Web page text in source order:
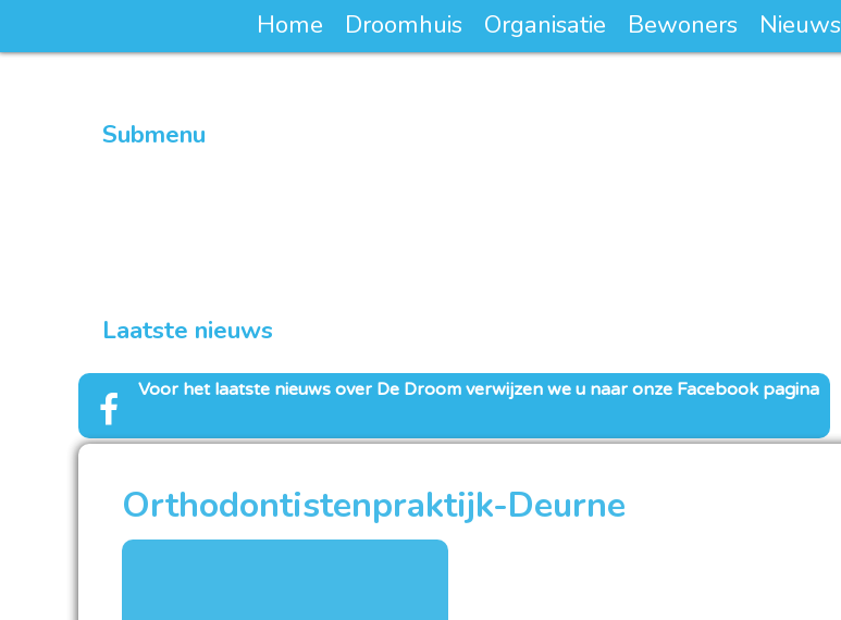
Home Droomhuis Organisatie Bewoners Nieuws
Submenu
Laatste nieuws
Voor het laatste nieuws over De Droom verwijzen we u naar onze Facebook pagina
Orthodontistenpraktijk-Deurne